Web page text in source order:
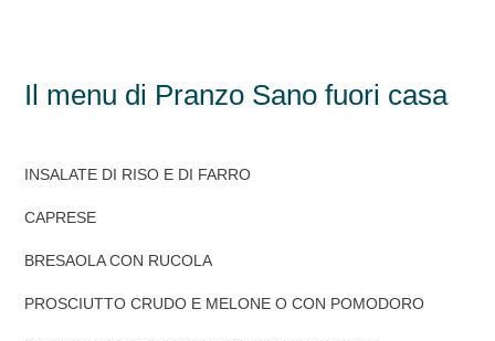
Il menu di Pranzo Sano fuori casa
INSALATE DI RISO E DI FARRO
CAPRESE
BRESAOLA CON RUCOLA
PROSCIUTTO CRUDO E MELONE O CON POMODORO